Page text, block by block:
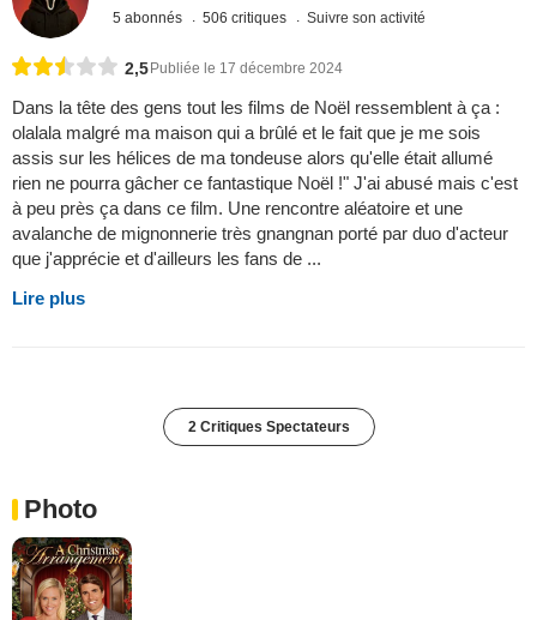
5 abonnés 506 critiques Suivre son activité
2,5Publiée le 17 décembre 2024
Dans la tête des gens tout les films de Noël ressemblent à ça :
olalala malgré ma maison qui a brûlé et le fait que je me sois
assis sur les hélices de ma tondeuse alors qu'elle était allumé
rien ne pourra gâcher ce fantastique Noël !" J'ai abusé mais c'est
à peu près ça dans ce film. Une rencontre aléatoire et une
avalanche de mignonnerie très gnangnan porté par duo d'acteur
que j'apprécie et d'ailleurs les fans de ...
Lire plus
2 Critiques Spectateurs
Photo